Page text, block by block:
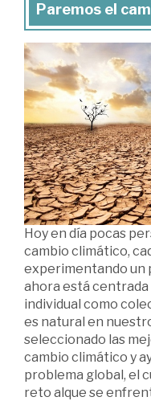
Paremos
el
cambio
climático
Paremos el
Hoy en día pocas
cambio climático,
experimentando un
ahora está
individual como
es natural en
seleccionado las
cambio climático y
problema global, el
reto alque se